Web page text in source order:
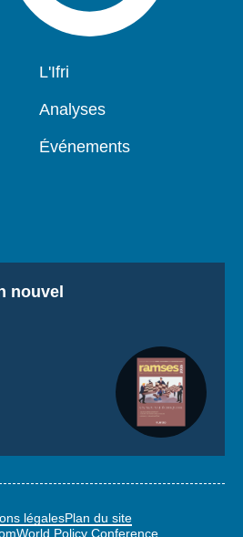
Navigation
L'Ifri
Analyses
Événements
nouvel
légalesPlan du site
World Policy Conference